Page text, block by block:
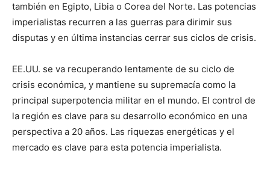
también en Egipto, Libia o Corea del Norte. Las potencias
imperialistas recurren a las guerras para dirimir sus
disputas y en última instancias cerrar sus ciclos de crisis.
EE.UU. se va recuperando lentamente de su ciclo de
crisis económica, y mantiene su supremacía como la
principal superpotencia militar en el mundo. El control de
la región es clave para su desarrollo económico en una
perspectiva a 20 años. Las riquezas energéticas y el
mercado es clave para esta potencia imperialista.